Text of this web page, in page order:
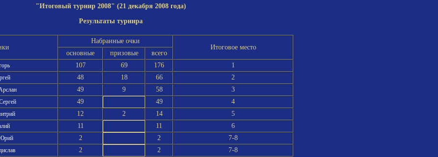
"Итоговый турнир 2008" (21 декабря 2008 года)
Результаты турнира
Набранные очки
Итоговое место
основные
призовые всего
107 69 176 1
48 18 66 2
49 9 58 3
49 49 4
12 2 14 5
11 11 6
2 2 7-8
2 2 7-8